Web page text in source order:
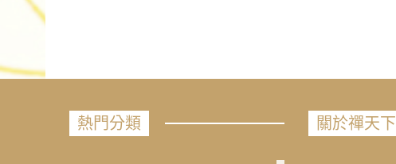
熱門分類 關於禪天下